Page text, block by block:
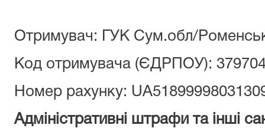
Отримувач: ГУК Сум.обл/
Код отримувача (ЄДРПОУ):
Номер рахунку:
Адміністративні штрафи та інші